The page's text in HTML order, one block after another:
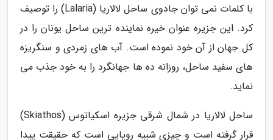
با کلمات نمی توان جادوی ساحل لالاریا (Lalaria) را توصیف
کرد. این جزیره عنوان خیره نماینده ترین ساحل یونان را در
کل جهان از آن خود نموده است. آب های زمردی و سنگریزه
های سفید ساحل، روزانه ده ها جهانگرد را به خود جذب می
نماید.
ساحل لالاریا در شمال شرقی جزیره اسکیاتوس (Skiathos)
قرار گرفته است و چیزی شبیه رویایی است که حقیقت پیدا